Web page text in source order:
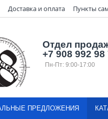
Доставка и оплата Пункты
Отдел
+7 908 992 98
Пн-Пт: 9:00-17:00
ПРЕДЛОЖЕНИЯ